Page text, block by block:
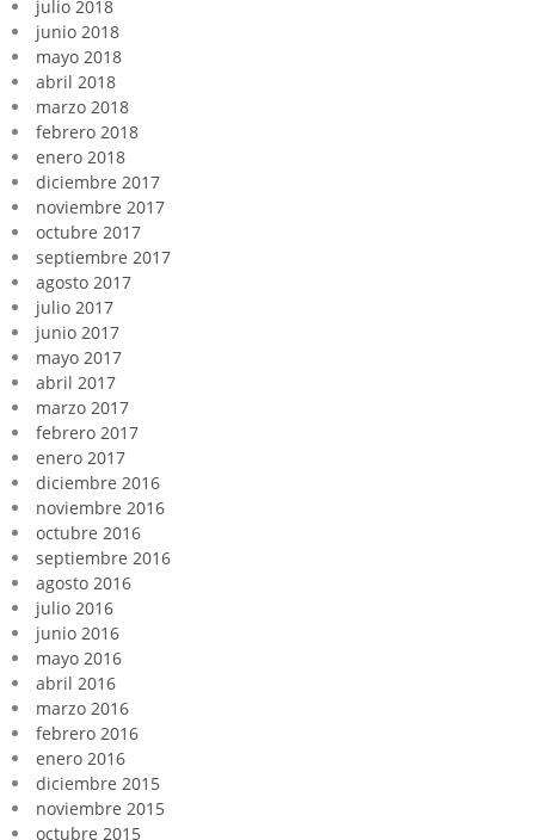
julio 2018
junio 2018
mayo 2018
abril 2018
marzo 2018
febrero 2018
enero 2018
diciembre 2017
noviembre 2017
octubre 2017
septiembre 2017
agosto 2017
julio 2017
junio 2017
mayo 2017
abril 2017
marzo 2017
febrero 2017
enero 2017
diciembre 2016
noviembre 2016
octubre 2016
septiembre 2016
agosto 2016
julio 2016
junio 2016
mayo 2016
abril 2016
marzo 2016
febrero 2016
enero 2016
diciembre 2015
noviembre 2015
octubre 2015